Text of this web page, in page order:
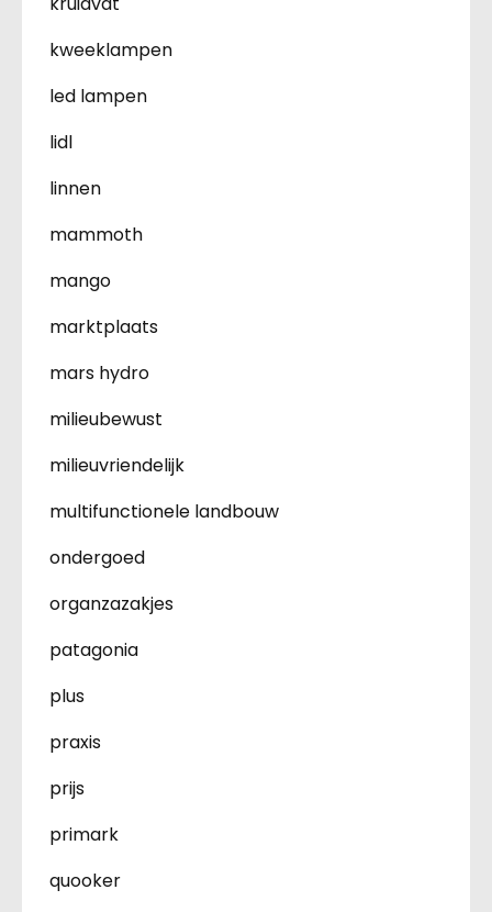
kweeklampen
led lampen
lidl
linnen
mammoth
mango
marktplaats
mars hydro
milieubewust
milieuvriendelijk
multifunctionele landbouw
ondergoed
organzazakjes
patagonia
plus
praxis
prijs
primark
quooker